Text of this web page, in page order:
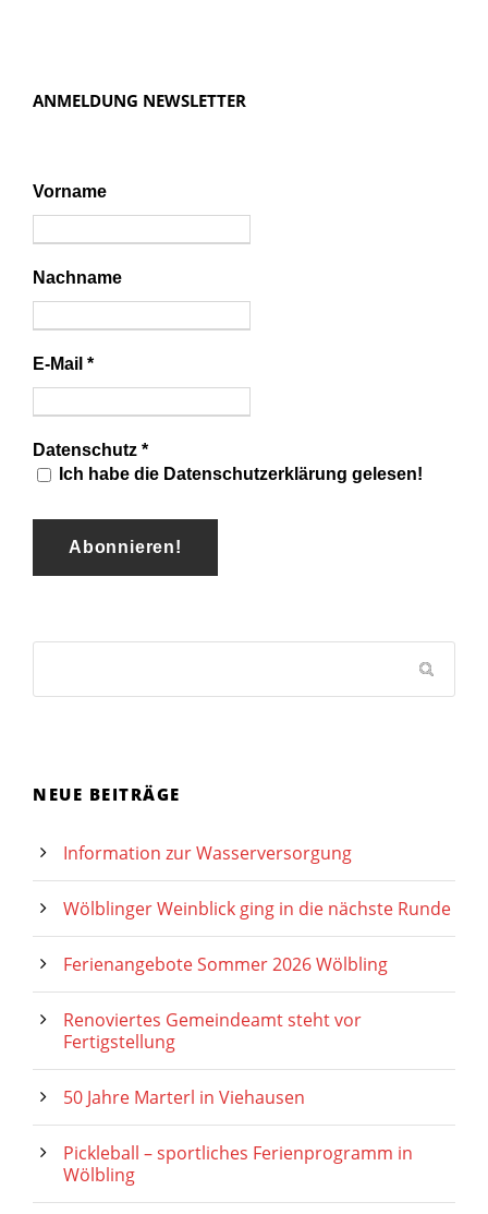
ANMELDUNG NEWSLETTER
Vorname
Nachname
E-Mail *
Datenschutz *
Ich habe die Datenschutzerklärung gelesen!
NEUE BEITRÄGE
Information zur Wasserversorgung
Wölblinger Weinblick ging in die nächste Runde
Ferienangebote Sommer 2026 Wölbling
Renoviertes Gemeindeamt steht vor
Fertigstellung
50 Jahre Marterl in Viehausen
Pickleball – sportliches Ferienprogramm in
Wölbling